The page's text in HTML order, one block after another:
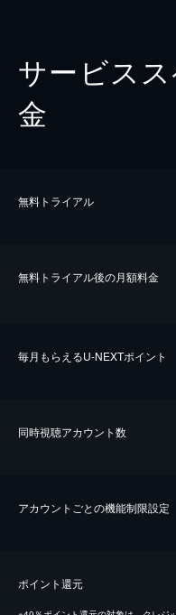
サービス
金
無料トライアル
無料トライアル後の⽉額料金
毎⽉もらえるU-NEXTポイント
同時視聴アカウント数
アカウントごとの機能制限設定
ポイント還元